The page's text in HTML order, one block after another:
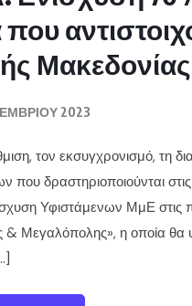
Μακεδονίας
2023
τον εκσυγχρονισμό, τη
που δραστηριοποιούνται
Υφιστάμενων ΜμΕ στις
& Μεγαλόπολης», η οποία θα